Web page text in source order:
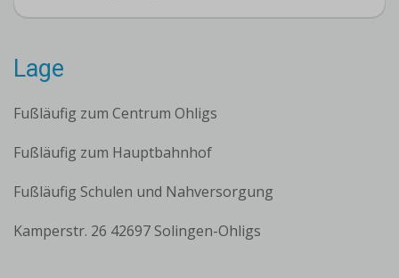
Lage
Fußläufig zum Centrum Ohligs
Fußläufig zum Hauptbahnhof
Fußläufig Schulen und Nahversorgung
Kamperstr. 26 42697 Solingen-Ohligs